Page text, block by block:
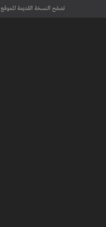
تصفح النسخة القديمة للموقع